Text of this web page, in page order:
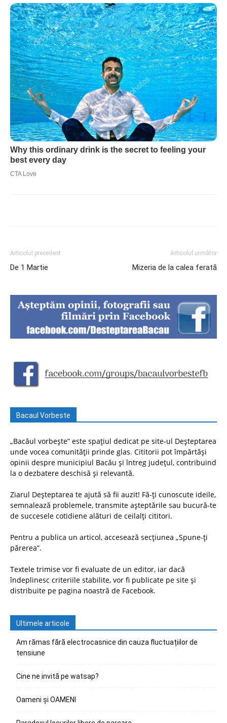
Articolul precedent
De 1 Martie
Articolul următor
Mizeria de la calea ferată
Bacaul Vorbeste
„Bacăul vorbește” este spațiul dedicat pe site-ul Deșteptarea
unde vocea comunității prinde glas. Cititorii pot împărtăși
opinii despre municipiul Bacău și întreg județul, contribuind
la o dezbatere deschisă și relevantă.
Ziarul Deșteptarea te ajută să fii auzit! Fă-ți cunoscute ideile,
semnalează problemele, transmite așteptările sau bucură-te
de succesele cotidiene alături de ceilalți cititori.
Pentru a publica un articol, accesează secțiunea „Spune-ți
părerea”.
Textele trimise vor fi evaluate de un editor, iar dacă
îndeplinesc criteriile stabilite, vor fi publicate pe site și
distribuite pe pagina noastră de Facebook.
Ultimele articole
Am rămas fără electrocasnice din cauza fluctuațiilor de
tensiune
Cine ne invită pe watsap?
Oameni și OAMENI